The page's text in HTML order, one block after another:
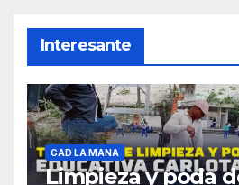
Interesante
GAD LA MANA
Limpieza y poda